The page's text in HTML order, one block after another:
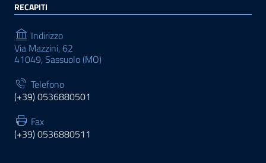
RECAPITI
Indirizzo
Via Mazzini, 62
41049, Sassuolo (MO)
Telefono
(+39) 0536880501
Fax
(+39) 0536880511